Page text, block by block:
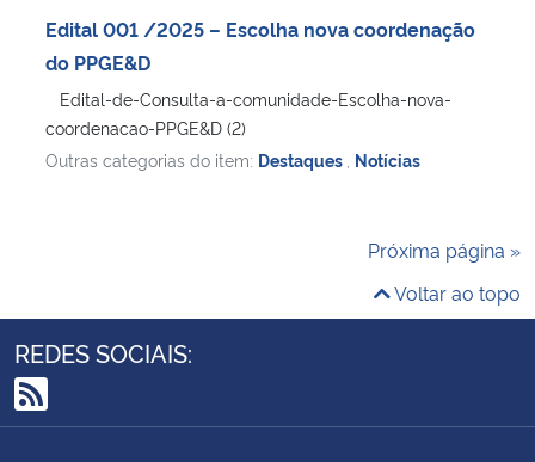
Edital 001 /2025 – Escolha nova coordenação
do PPGE&D
Edital-de-Consulta-a-comunidade-Escolha-nova-
coordenacao-PPGE&D (2)
Outras categorias do item: Destaques Notícias
Próxima página »
Voltar ao topo
REDES SOCIAIS:
RSS